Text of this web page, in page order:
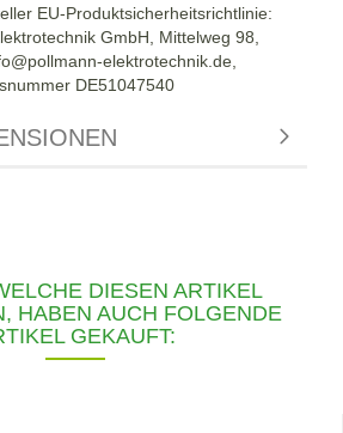
EU-Produktsicherheitsrichtlinie:
GmbH, Mittelweg 98,
elektrotechnik.de,
DE51047540
DIESEN ARTIKEL
HABEN AUCH FOLGENDE
GEKAUFT: